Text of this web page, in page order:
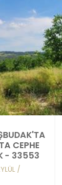
CEPHE
- 33553
/